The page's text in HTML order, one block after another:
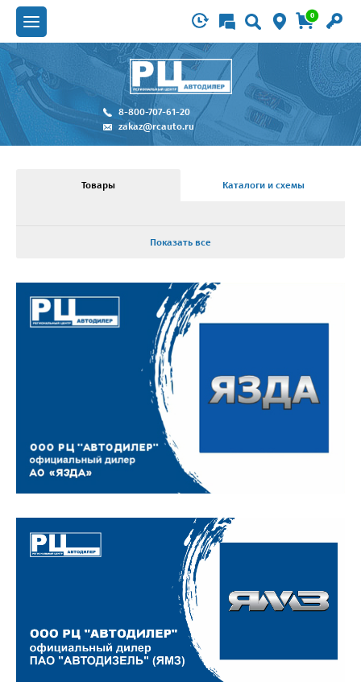
0
8-800-707-61-20
zakaz@rcauto.ru
Товары Каталоги и схемы
Показать все